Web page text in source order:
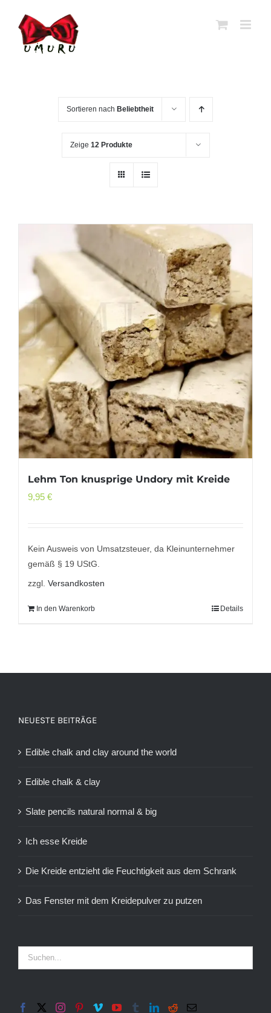
Inhalt
springen
Sortieren nach Beliebtheit
Zeige 12 Produkte
Lehm Ton knusprige Undory mit Kreide
9,95 €
Kein Ausweis von Umsatzsteuer, da Kleinunternehmer
gemäß § 19 UStG.
zzgl. Versandkosten
In den Warenkorb Details
NEUESTE BEITRÄGE
Edible chalk and clay around the world
Edible chalk & clay
Slate pencils natural normal & big
Ich esse Kreide
Die Kreide entzieht die Feuchtigkeit aus dem Schrank
Das Fenster mit dem Kreidepulver zu putzen